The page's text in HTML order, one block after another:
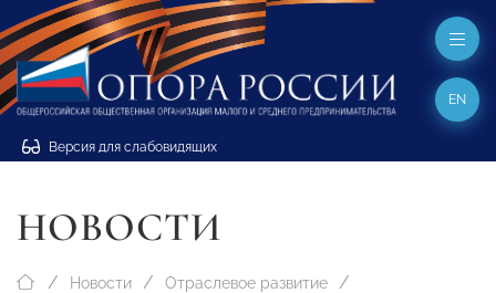
Версия для слабовидящих
EN
НОВОСТИ
Новости Отраслевое развитие